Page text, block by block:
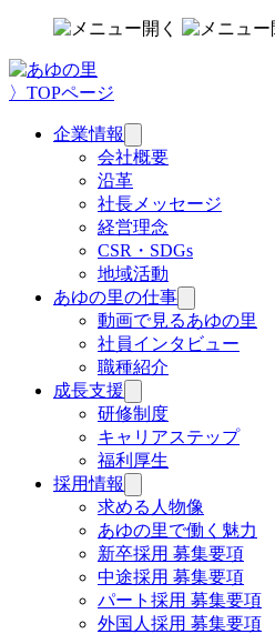
〉TOPページ
企業情報
ブ
ニ
ュ
ー
を
開
く
会社概要
沿革
社長メッセージ
経営理念
CSR・SDGs
地域活動
あゆの里の仕事
ブ
メ
開
動画で見るあゆの里
社員インタビュー
職種紹介
成長支援
ブ
メ
ニ
ュ
ー
を
開
く
研修制度
キャリアステップ
福利厚生
採用情報
ブ
メ
ニ
ュ
ー
を
開
求める人物像
あゆの里で働く魅力
新卒採用 募集要項
中途採用 募集要項
パート採用 募集要項
外国人採用 募集要項